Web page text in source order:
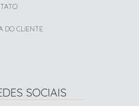
DO CLIENTE
SOCIAIS